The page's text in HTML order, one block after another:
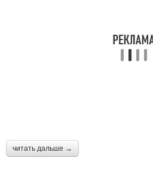
читать дальше →